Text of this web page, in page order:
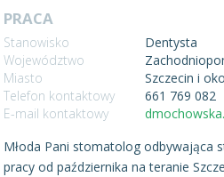
PRACA
Stanowisko
Dentysta
Województwo
Miasto
Szczecin i
Telefon kontaktowy
661 769 082
E-mail kontaktowy
Młoda Pani stomatolog odbywająca
pracy od października na teranie